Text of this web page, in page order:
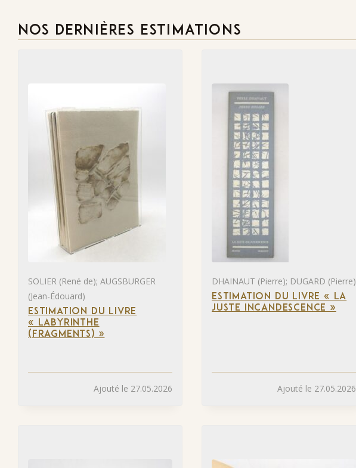
NOS DERNIÈRES ESTIMATIONS
SOLIER (René de); AUGSBURGER
(Jean-Édouard)
ESTIMATION DU LIVRE
« LABYRINTHE
(FRAGMENTS) »
Ajouté le 27.05.2026
DHAINAUT (Pierre); DUGARD (Pierre)
ESTIMATION DU LIVRE « LA
JUSTE INCANDESCENCE »
Ajouté le 27.05.2026